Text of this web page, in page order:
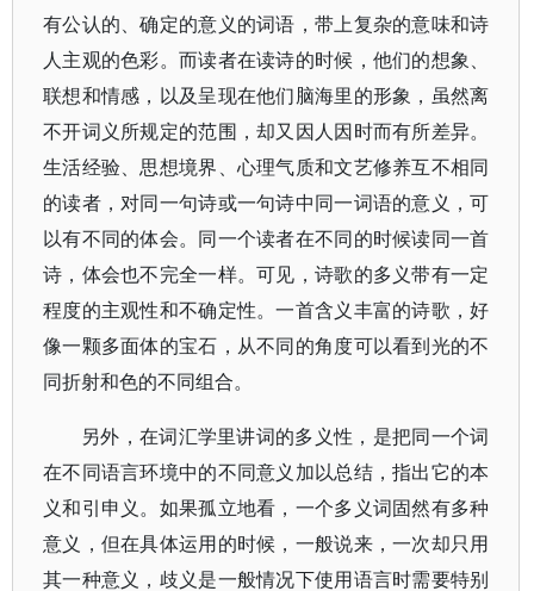
有公认的、确定的意义的词语，带上复杂的意味和诗
人主观的色彩。而读者在读诗的时候，他们的想象、
联想和情感，以及呈现在他们脑海里的形象，虽然离
不开词义所规定的范围，却又因人因时而有所差异。
生活经验、思想境界、心理气质和文艺修养互不相同
的读者，对同一句诗或一句诗中同一词语的意义，可
以有不同的体会。同一个读者在不同的时候读同一首
诗，体会也不完全一样。可见，诗歌的多义带有一定
程度的主观性和不确定性。一首含义丰富的诗歌，好
像一颗多面体的宝石，从不同的角度可以看到光的不
同折射和色的不同组合。
另外，在词汇学里讲词的多义性，是把同一个词
在不同语言环境中的不同意义加以总结，指出它的本
义和引申义。如果孤立地看，一个多义词固然有多种
意义，但在具体运用的时候，一般说来，一次却只用
其一种意义，歧义是一般情况下使用语言时需要特别